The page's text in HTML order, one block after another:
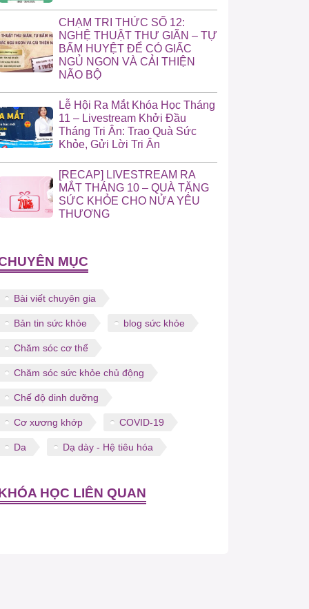
CHẠM TRI THỨC SỐ 12:
NGHỆ THUẬT THƯ GIÃN – TỰ
BẤM HUYỆT ĐỂ CÓ GIẤC
NGỦ NGON VÀ CẢI THIỆN
NÃO BỘ
Lễ Hội Ra Mắt Khóa Học Tháng
11 – Livestream Khởi Đầu
Tháng Tri Ân: Trao Quà Sức
Khỏe, Gửi Lời Tri Ân
[RECAP] LIVESTREAM RA
MẮT THÁNG 10 – QUÀ TẶNG
SỨC KHỎE CHO NỬA YÊU
THƯƠNG
MỤC
Bài viết chuyên gia
Bản tin sức khỏe blog sức khỏe
Chăm sóc cơ thể
Chăm sóc sức khỏe chủ động
Chế độ dinh dưỡng
Cơ xương khớp COVID-19
Da Dạ dày - Hệ tiêu hóa
HỌC LIÊN QUAN